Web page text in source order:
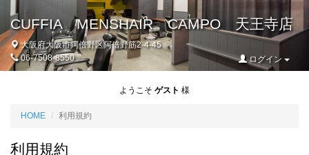
CUFFIA MENSHAIR CAMPO 天王寺店
大阪府大阪市阿倍野区阿倍野筋2-4-45
06-7508-8550
ログイン
ようこそ ゲスト 様
HOME 利用規約
利用規約